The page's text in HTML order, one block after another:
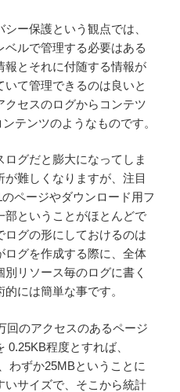
ー保護という観点では、
ルで管理する必要はある
報とそれに付随する情報が
て管理できるのは良いと
クセスのログからコンテツ
テンツのようなものです。
グだと膨大になってしま
難しくなりますが、注目
ページやダウンロード用フ
部ということがほとんどで
グの形にしておけるのは
ログを作成する際に、全体
リソース毎のログに書く
には簡単な事です。
回のアクセスのあるページ
程度とすれば、
わずか25MBということに
いサイズで、そこから統計